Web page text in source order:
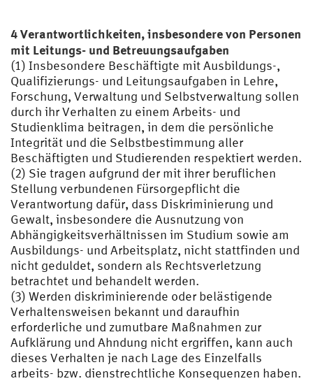
4 Verantwortlichkeiten, insbesondere von Personen
mit Leitungs- und Betreuungsaufgaben
(1) Insbesondere Beschäftigte mit Ausbildungs-,
Qualifizierungs- und Leitungsaufgaben in Lehre,
Forschung, Verwaltung und Selbstverwaltung sollen
durch ihr Verhalten zu einem Arbeits- und
Studienklima beitragen, in dem die persönliche
Integrität und die Selbstbestimmung aller
Beschäftigten und Studierenden respektiert werden.
(2) Sie tragen aufgrund der mit ihrer beruflichen
Stellung verbundenen Fürsorgepflicht die
Verantwortung dafür, dass Diskriminierung und
Gewalt, insbesondere die Ausnutzung von
Abhängigkeitsverhältnissen im Studium sowie am
Ausbildungs- und Arbeitsplatz, nicht stattfinden und
nicht geduldet, sondern als Rechtsverletzung
betrachtet und behandelt werden.
(3) Werden diskriminierende oder belästigende
Verhaltensweisen bekannt und daraufhin
erforderliche und zumutbare Maßnahmen zur
Aufklärung und Ahndung nicht ergriffen, kann auch
dieses Verhalten je nach Lage des Einzelfalls
arbeits- bzw. dienstrechtliche Konsequenzen haben.